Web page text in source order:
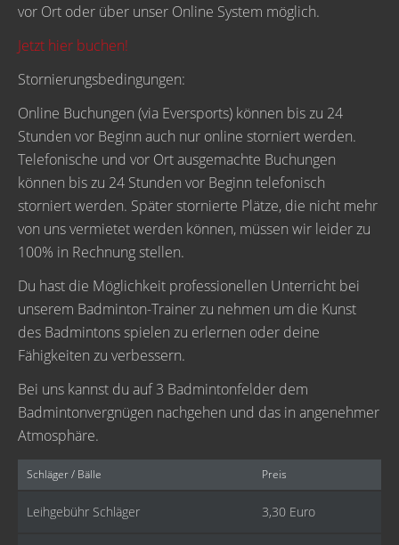
vor Ort oder über unser Online System möglich.
Jetzt hier buchen!
Stornierungsbedingungen:
Online Buchungen (via Eversports) können bis zu 24
Stunden vor Beginn auch nur online storniert werden.
Telefonische und vor Ort ausgemachte Buchungen
können bis zu 24 Stunden vor Beginn telefonisch
storniert werden. Später stornierte Plätze, die nicht mehr
von uns vermietet werden können, müssen wir leider zu
100% in Rechnung stellen.
Du hast die Möglichkeit professionellen Unterricht bei
unserem Badminton-Trainer zu nehmen um die Kunst
des Badmintons spielen zu erlernen oder deine
Fähigkeiten zu verbessern.
Bei uns kannst du auf 3 Badmintonfelder dem
Badmintonvergnügen nachgehen und das in angenehmer
Atmosphäre.
Schläger / Bälle Preis
Leihgebühr Schläger 3,30 Euro